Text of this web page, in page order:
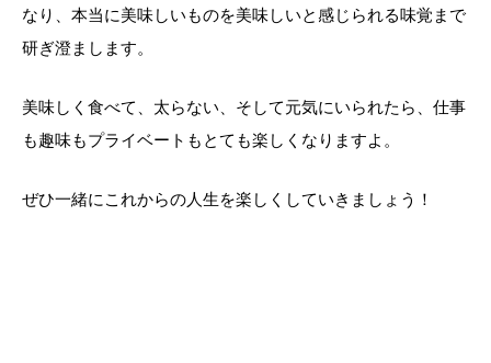
なり、本当に美味しいものを美味しいと感じられる味覚まで
研ぎ澄まします。
美味しく食べて、太らない、そして元気にいられたら、仕事
も趣味もプライベートもとても楽しくなりますよ。
ぜひ一緒にこれからの人生を楽しくしていきましょう！